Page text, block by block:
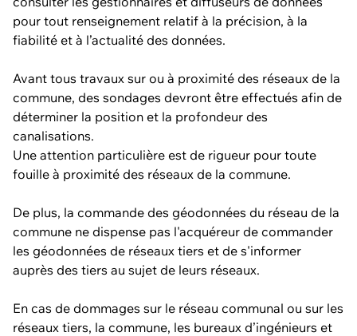
pour tout renseignement relatif à la précision, à la
fiabilité et à l’actualité des données.
Avant tous travaux sur ou à proximité des réseaux de la
commune, des sondages devront être effectués afin de
déterminer la position et la profondeur des
canalisations.
Une attention particulière est de rigueur pour toute
fouille à proximité des réseaux de la commune.
De plus, la commande des géodonnées du réseau de la
commune ne dispense pas l'acquéreur de commander
les géodonnées de réseaux tiers et de s'informer
auprès des tiers au sujet de leurs réseaux.
En cas de dommages sur le réseau communal ou sur les
réseaux tiers, la commune, les bureaux d’ingénieurs et